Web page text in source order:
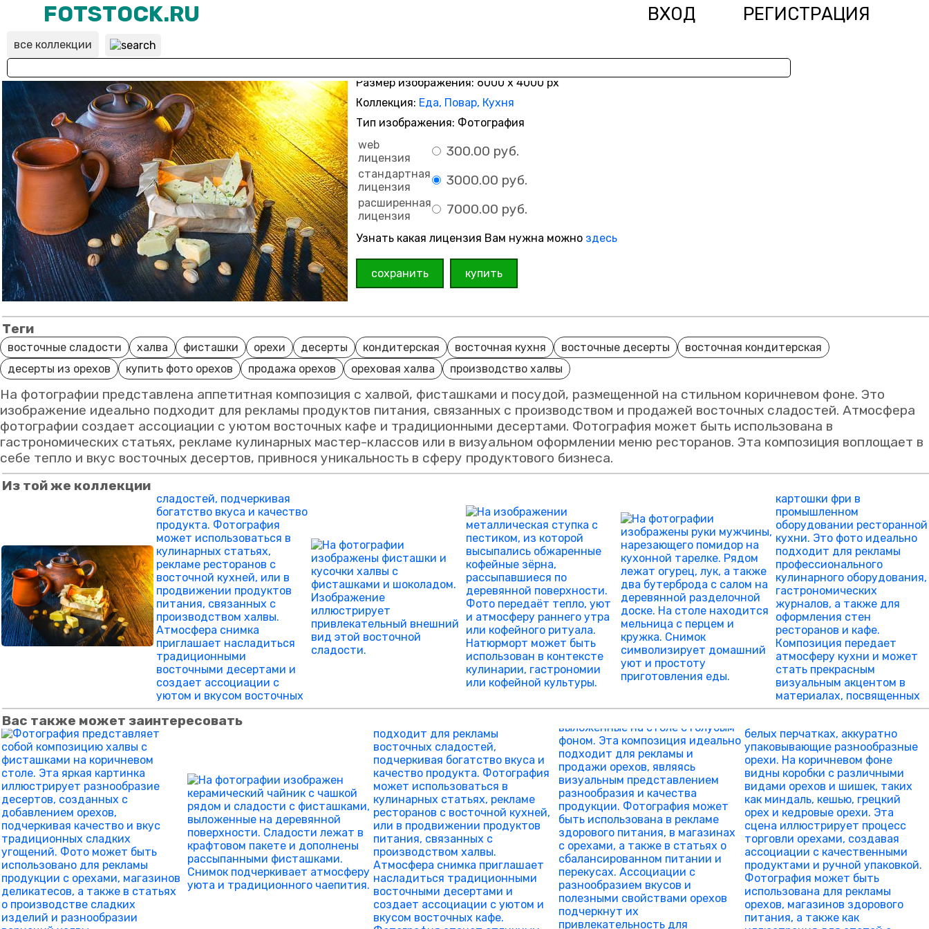
FOTSTOCK.RU ВХОД РЕГИСТРАЦИЯ
все коллекции
Размер изображения: 6000 x 4000 px
Коллекция: Еда, Повар, Кухня
Тип изображения: Фотография
web
лицензия
300.00 руб.
стандартная
лицензия
3000.00 руб.
расширенная
лицензия
7000.00 руб.
Узнать какая лицензия Вам нужна можно здесь
сохранить купить
Теги
восточные сладости халва фисташки орехи десерты кондитерская восточная кухня восточные десерты
восточная кондитерская
десерты из орехов
купить фото орехов продажа орехов ореховая халва производство халвы
На фотографии представлена аппетитная композиция с халвой, фисташками и посудой, размещенной на стильном коричневом фоне. Это
изображение идеально подходит для рекламы продуктов питания, связанных с производством и продажей восточных сладостей. Атмосфера
фотографии создает ассоциации с уютом восточных кафе и традиционными десертами. Фотография может быть использована в
гастрономических статьях, рекламе кулинарных мастер-классов или в визуальном оформлении меню ресторанов. Эта композиция воплощает в
себе тепло и вкус восточных десертов, привнося уникальность в сферу продуктового бизнеса.
Из той же коллекции
Вас также может заинтересовать